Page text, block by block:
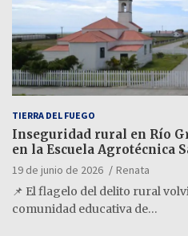
TIERRA DEL FUEGO
Inseguridad rural en Río
en la Escuela Agrotécnica
19 de junio de 2026
Renata
📌 El flagelo del delito rural
comunidad educativa de…